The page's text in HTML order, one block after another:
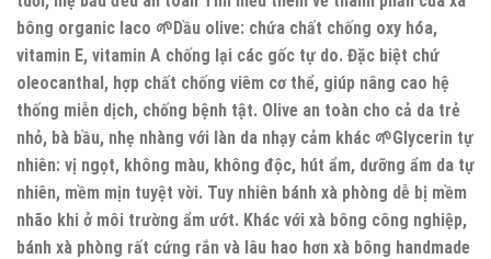
bông organic laco 🌱Dầu olive: chứa chất chống oxy hóa,
vitamin E, vitamin A chống lại các gốc tự do. Đặc biệt chứ
oleocanthal, hợp chất chống viêm cơ thể, giúp nâng cao hệ
thống miễn dịch, chống bệnh tật. Olive an toàn cho cả da trẻ
nhỏ, bà bầu, nhẹ nhàng với làn da nhạy cảm khác 🌱Glycerin tự
nhiên: vị ngọt, không màu, không độc, hút ẩm, dưỡng ẩm da tự
nhiên, mềm mịn tuyệt vời. Tuy nhiên bánh xà phòng dễ bị mềm
nhão khi ở môi trường ẩm ướt. Khác với xà bông công nghiệp,
bánh xà phòng rất cứng rắn và lâu hao hơn xà bông handmade